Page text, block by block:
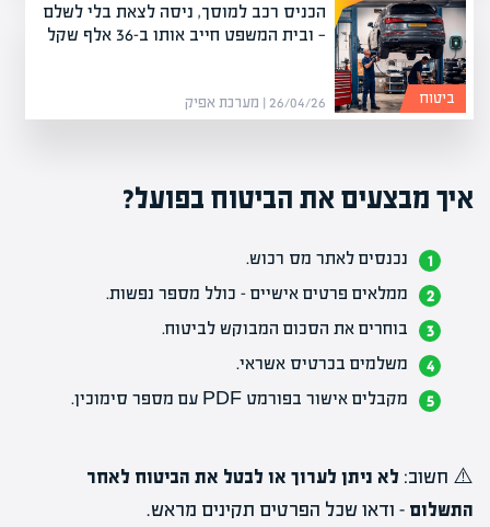
הכניס רכב למוסך, ניסה לצאת בלי לשלם
— ובית המשפט חייב אותו ב-36 אלף שקל
26/04/26 | מערכת אפיק ביטוח
איך מבצעים את הביטוח בפועל?
נכנסים לאתר מס רכוש.
ממלאים פרטים אישיים – כולל מספר נפשות.
בוחרים את הסכום המבוקש לביטוח.
משלמים בכרטיס אשראי.
מקבלים אישור בפורמט PDF עם מספר סימוכין.
⚠️ חשוב: לא ניתן לערוך או לבטל את הביטוח לאחר
התשלום – ודאו שכל הפרטים תקינים מראש.